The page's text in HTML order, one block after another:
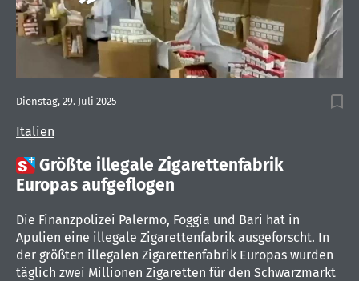
Italien
Dienstag, 29. Juli 2025
Größte illegale Zigarettenfabrik
Europas aufgeflogen
Die Finanzpolizei Palermo, Foggia und Bari hat in
Apulien eine illegale Zigarettenfabrik ausgeforscht. In
der größten illegalen Zigarettenfabrik Europas wurden
täglich zwei Millionen Zigaretten für den Schwarzmarkt